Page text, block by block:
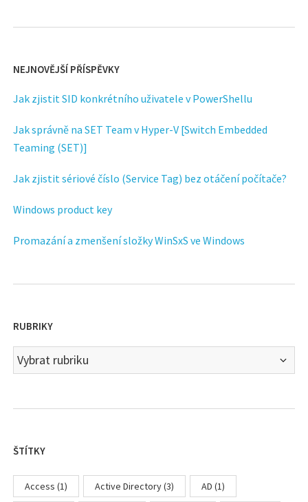
NEJNOVĚJŠÍ PŘÍSPĚVKY
Jak zjistit SID konkrétního uživatele v PowerShellu
Jak správně na SET Team v Hyper-V [Switch Embedded
Teaming (SET)]
Jak zjistit sériové číslo (Service Tag) bez otáčení počítače?
Windows product key
Promazání a zmenšení složky WinSxS ve Windows
RUBRIKY
Rubriky
ŠTÍTKY
Access (1) Active Directory(3) AD (1)